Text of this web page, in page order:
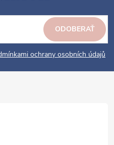
ochrany osobních údajů
ODOBERAŤ